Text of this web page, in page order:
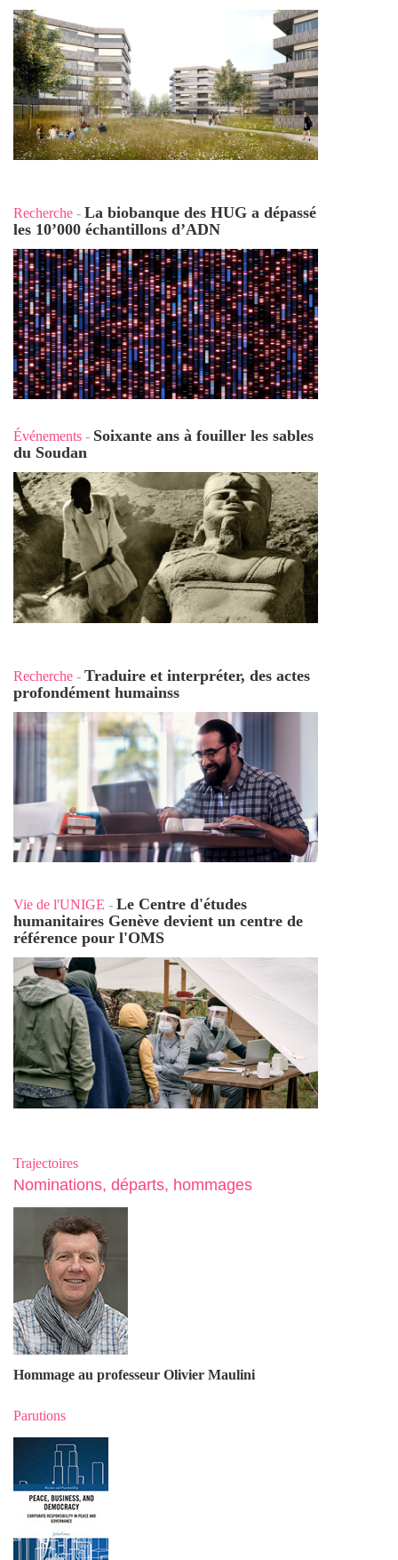
Recherche - La biobanque des HUG a dépassé
les 10’000 échantillons d’ADN
Événements - Soixante ans à fouiller les sables
du Soudan
Recherche - Traduire et interpréter, des actes
profondément humainss
Vie de l'UNIGE - Le Centre d'études
humanitaires Genève devient un centre de
référence pour l'OMS
Trajectoires
Nominations, départs, hommages
Hommage au professeur Olivier Maulini
Parutions